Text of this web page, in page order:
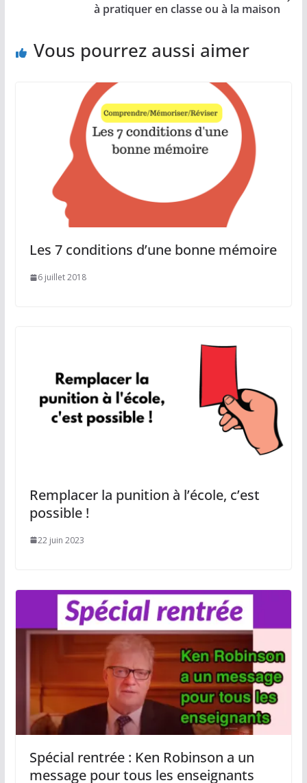
à pratiquer en classe ou à la maison
Vous pourrez aussi aimer
Les 7 conditions d’une bonne mémoire
6 juillet 2018
Remplacer la punition à l’école, c’est
possible !
22 juin 2023
Spécial rentrée : Ken Robinson a un
message pour tous les enseignants